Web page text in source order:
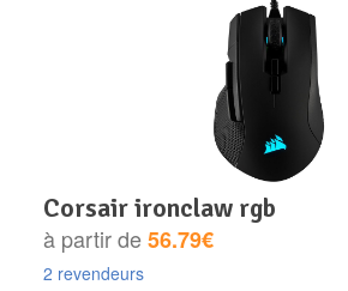
corsair ironclaw rgb
à partir de56.79€
2 revendeurs